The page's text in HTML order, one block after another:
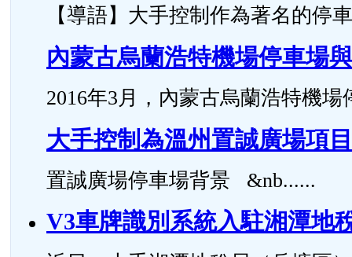
【導語】大手控制作為著名的停
內蒙古烏蘭浩特機場停車場
2016年3月，內蒙古烏蘭浩特機
大手控制為溫州置誠廣場項
置誠廣場停車場背景 &nb......
V3車牌識別系統入駐湘潭地